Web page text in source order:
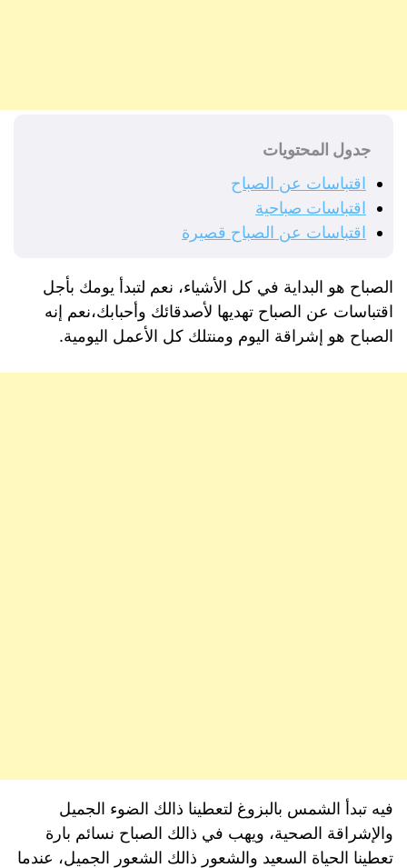
جدول المحتويات
اقتباسات عن الصباح
اقتباسات صباحية
اقتباسات عن الصباح قصيرة
الصباح هو البداية في كل الأشياء، نعم لتبدأ يومك بأجل
اقتباسات عن الصباح تهديها لأصدقائك وأحبابك،نعم إنه
الصباح هو إشراقة اليوم ومنتلك كل الأعمل اليومية.
فيه تبدأ الشمس بالبزوغ لتعطينا ذالك الضوء الجميل
والإشراقة الصحية، ويهب في ذالك الصباح نسائم بارة
تعطينا الحياة السعيد والشعور ذالك الشعور الجميل، عندما